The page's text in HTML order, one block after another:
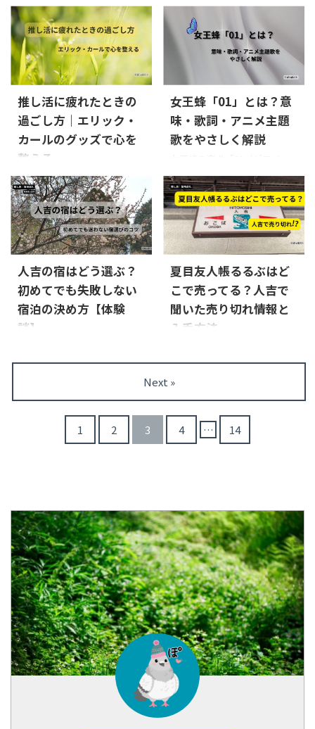
『蛍火の杜へ』は、人と妖の
出会いと別れを描いた、静か
で切ない物語です。 夏の森、
祭りの灯り、触れることのでき
ない距離。そのやさしくも儚
い世界観が、多くの人の心に
残 ...
えて、静かに心に残ります。
この作品は、ただの青春映画
だったら、ここまで心に残ら
なかったのかもしれません。
では、なぜこの作品は、時代
を超えて心に残るので ...
推し活を楽しんでいるはずなの
に、 ふと「ちょっと疲れた
な」と感じることはありませ
んか。 そんなときに出会った
のが、 自宅で育てる“きのこ栽
培キット”でした。 毎日少しず
つ変化していく様子を見てい
ると、 気づけば気持ちがふっ
と軽くなっていくんです。 あ
わせて、きのこ栽培キットはど
こで売っているのか、 初心者
すので、 気になる方はぜひ参
考にしてみてくださいね。
実際にわたしが試してみた中
でも、はじめてでも扱いやす
かったのがこちらです。 リン
ク きのこ栽培キットはど ...
「かわいいものに触れるだけ
で、少し気持ちがやわらぐ。」
そんな感覚を思い出させてく
れるのが、はらぺこあおむし
のグッズでした。 はらぺこあ
おむしのグッズと聞くと、「子
ども向け」というイメージを
持つ方も多いかもしれませ
ん。 でも実際に見てみると、
大人でも使いやすく、日常に
シンプルで、サイト内を離れず
スムーズに買い物できたのも印
象的でした。 この記事では、
大人でも使える理由と、実際に
買ってわかった魅力をご紹介し
ます。「ちょっと見てみたい」
と思った方は、先にチェ ...
推し活に疲れたときの
過ごし方｜エリック・
カールのグッズで心を
整える
子どもがまだ小さい頃、 エリ
ック・カールの絵本をよく一
緒に読んでいました。 他にも
好きな絵本はいろいろありま
すが、 エリック・カールの絵
には、 不思議と元気をもらえ
るような感覚があったのです。
やさしい世界に戻る時間 推
し活を楽しんでいると、 知ら
ないうちに情報や感情でいっ
ぱいになることがあります。
れる エリック・カールの作
品。 「はらぺこあおむし」で
おなじみのあの世界は、 ...
女王蜂「01」とは？意
味・歌詞・アニメ主題
歌をやさしく解説
チ）」は、アニメ『アンデッド
アンラック』の主題歌として話
題になった楽曲です。
「01
ってどういう意味？」
「歌
詞は何を表しているの？」と
気になった方も多いのではな
いでしょうか。 この記事で
は、「01」というタイトルに
込められた意味や歌詞の世界
観をやさしく解説しながら、
女王蜂らしい表現の魅力につ
のつながりにも触れながら、
その奥行きをひも解いていき
人吉の宿はどう選ぶ？
初めてでも失敗しない
宿泊の決め方【体験
談】
「ここ、夏目の世界だ」と感
うこと。 初めての場所で土地
勘もなく、滞在は1泊。できる
イル を、体験をもとにやさし
くまとめています。 ※楽天ト
ラベルの公式ページへ移動し
ます（安心してご利用いただ
けます） 楽天トラベルで人
吉・球磨の宿をチェックする
人吉に行くならいつ ...
夏目友人帳るるぶはど
こで売ってる？人吉で
聞いた売り切れ情報と
入手方法
のではないでしょうか。 実
で売り切れていたようです」
と聞きました。 そのため、タ
に入れていたため、現地で探
すことはありませんでしたが、
実際に人吉を巡ってみて感じた
のは、「るるぶは必須ではな
いけれど、あると楽しみ方が変
わる」ということでした。 在
庫があるうちにチェックして
おくと安心です。 気にな ...
1 2 3 4 … 14
Next »